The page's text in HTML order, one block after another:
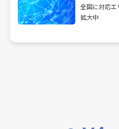
全国に対応エ
拡大中